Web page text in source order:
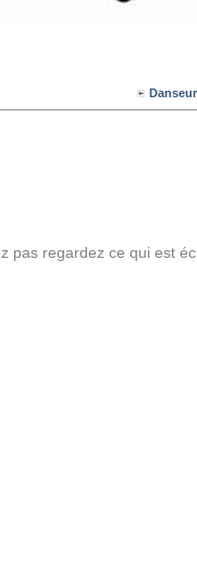
Danseur
pas regardez ce qui est